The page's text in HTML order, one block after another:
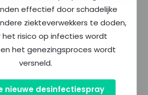
op voorraad
effectief door schadelijke
ziekteverwekkers te doden,
het risico op infecties wordt
het genezingsproces wordt
versneld.
nieuwe desinfectiespray